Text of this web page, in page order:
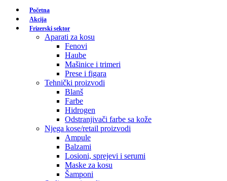
Početna
Akcija
Frizerski sektor
Aparati za kosu
Fenovi
Haube
Mašinice i trimeri
Prese i figara
Tehnički proizvodi
Blanš
Farbe
Hidrogen
Odstranjivači farbe sa kože
Njega kose/retail proizvodi
Ampule
Balzami
Losioni, sprejevi i serumi
Maske za kosu
Šamponi